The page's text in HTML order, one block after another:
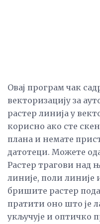
Овај програм чак
векторизацију за
растер линија у
корисно ако сте
плана и немате
датотеци. Можете
Растер трагови над
линије, поли линије
бришите растер
пратити оно што је
укључује и оптичко